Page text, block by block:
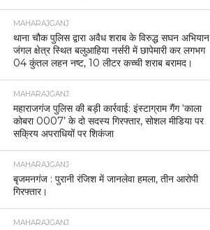
MAHARAJGANJ
थाना चौक पुलिस द्वारा अवैध शराब के विरुद्ध सघन अभियान
जंगल क्षेत्र स्थित बलुआहिया नर्सरी में छापेमारी कर लगभग
04 कुंतल लहन नष्ट, 10 लीटर कच्ची शराब बरामद।
MAHARAJGANJ
महाराजगंज पुलिस की बड़ी कार्रवाई: इंस्टाग्राम गैंग ‘काला
कोबरा 0007’ के दो सदस्य गिरफ्तार, सोशल मीडिया पर
सक्रिय अपराधियों पर शिकंजा
MAHARAJGANJ
बृजमनगंज : पुरानी रंजिश में जानलेवा हमला, तीन आरोपी
गिरफ्तार।
MAHARAJGANJ